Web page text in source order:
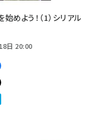
めよう！（1）シリアル
日 20:00